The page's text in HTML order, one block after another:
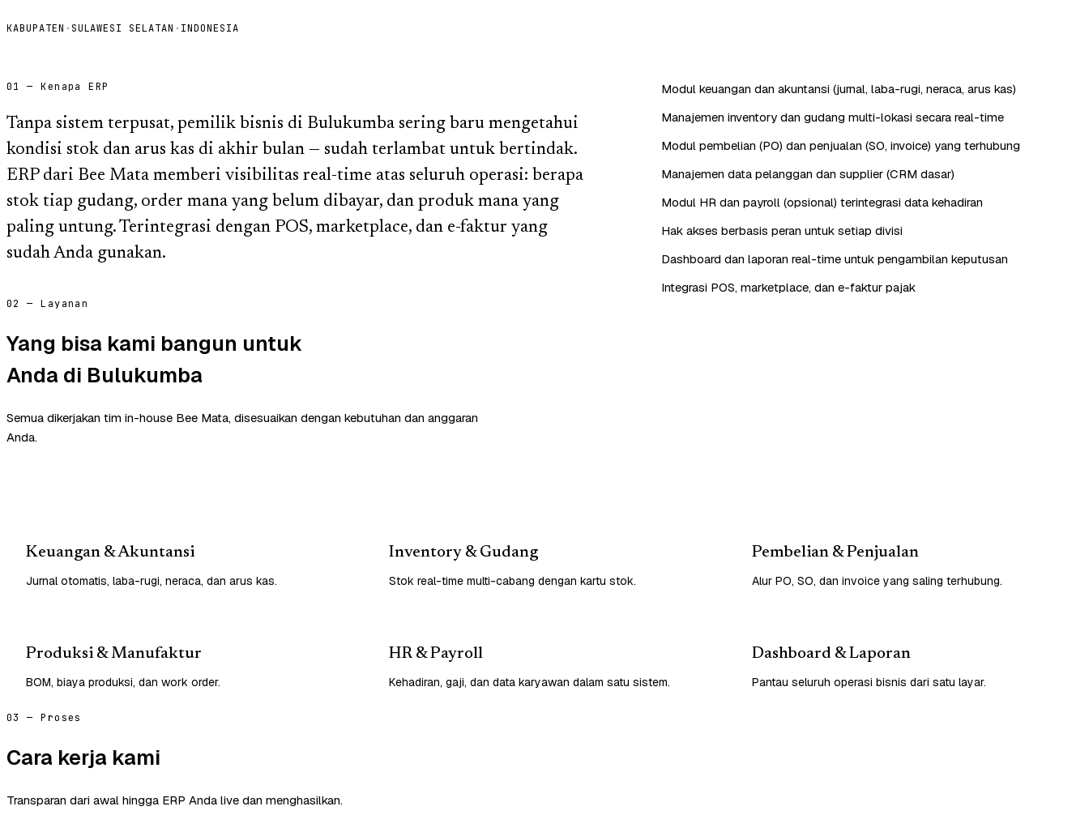
KABUPATEN · SULAWESI SELATAN · INDONESIA
01 — Kenapa ERP
Tanpa sistem terpusat, pemilik bisnis di Bulukumba sering baru mengetahui
kondisi stok dan arus kas di akhir bulan — sudah terlambat untuk bertindak.
ERP dari Bee Mata memberi visibilitas real-time atas seluruh operasi: berapa
stok tiap gudang, order mana yang belum dibayar, dan produk mana yang
paling untung. Terintegrasi dengan POS, marketplace, dan e-faktur yang
sudah Anda gunakan.
Modul keuangan dan akuntansi (jurnal, laba-rugi, neraca, arus kas)
Manajemen inventory dan gudang multi-lokasi secara real-time
Modul pembelian (PO) dan penjualan (SO, invoice) yang terhubung
Manajemen data pelanggan dan supplier (CRM dasar)
Modul HR dan payroll (opsional) terintegrasi data kehadiran
Hak akses berbasis peran untuk setiap divisi
Dashboard dan laporan real-time untuk pengambilan keputusan
Integrasi POS, marketplace, dan e-faktur pajak
02 — Layanan
Yang bisa kami bangun untuk
Anda di Bulukumba
Semua dikerjakan tim in-house Bee Mata, disesuaikan dengan kebutuhan dan anggaran
Anda.
Keuangan & Akuntansi
Jurnal otomatis, laba-rugi, neraca, dan arus kas.
Inventory & Gudang
Stok real-time multi-cabang dengan kartu stok.
Pembelian & Penjualan
Alur PO, SO, dan invoice yang saling terhubung.
Produksi & Manufaktur
BOM, biaya produksi, dan work order.
HR & Payroll
Kehadiran, gaji, dan data karyawan dalam satu sistem.
Dashboard & Laporan
Pantau seluruh operasi bisnis dari satu layar.
03 — Proses
Cara kerja kami
Transparan dari awal hingga ERP Anda live dan menghasilkan.